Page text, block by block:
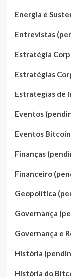
Energia e
Entrevistas
Estratégia
Estratégias
Estratégias de
Eventos
Eventos
Finanças
Financeiro
Geopolítica
Governança
Governança e
História
História do